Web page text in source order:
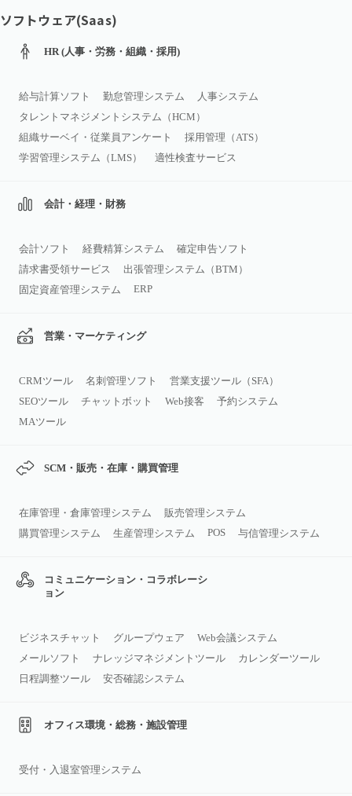
ソフトウェア(Saas)
HR (人事・労務・組織・採用)
給与計算ソフト 勤怠管理システム
人事システム
タレントマネジメントシステム（HCM）
組織サーベイ・従業員アンケート
採用管理（ATS）
学習管理システム（LMS）
適性検査サービス
会計・経理・財務
会計ソフト 経費精算システム
確定申告ソフト
請求書受領サービス
出張管理システム（BTM）
固定資産管理システム
ERP
営業・マーケティング
CRMツール 名刺管理ソフト
営業支援ツール（SFA）
SEOツール
チャットボット Web接客
予約システム
MAツール
SCM・販売・在庫・購買管理
在庫管理・倉庫管理システム
販売管理システム
購買管理システム
生産管理システム POS 与信管理システム
コミュニケーション・コラボレーシ
ョン
ビジネスチャット グループウェア
Web会議システム
メールソフト
ナレッジマネジメントツール
カレンダーツール
日程調整ツール
安否確認システム
オフィス環境・総務・施設管理
受付・入退室管理システム